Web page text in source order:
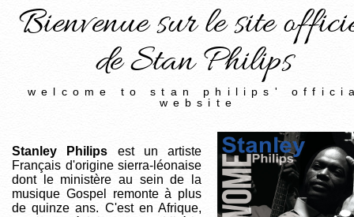
Bienvenue sur le site
de Stan Philips
welcome to stan philips'
website
Stanley Philips est un artiste
Français d'origine sierra-léonaise
dont le ministère au sein de la
musique Gospel remonte à plus
de quinze ans. C'est en Afrique,